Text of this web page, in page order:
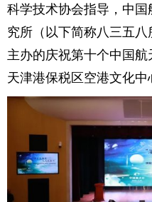
科学技术协会指导，中
究所（以下简称八三五
主办的庆祝第十个中国
天津港保税区空港文化中